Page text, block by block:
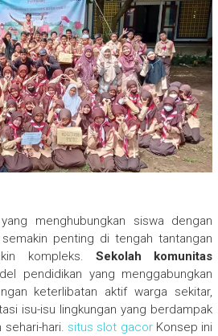
menghubungkan siswa dengan
penting di tengah tantangan
kompleks. Sekolah komunitas
pendidikan yang menggabungkan
keterlibatan aktif warga sekitar,
isu-isu lingkungan yang berdampak
sehari-hari. situs slot gacorKonsep ini